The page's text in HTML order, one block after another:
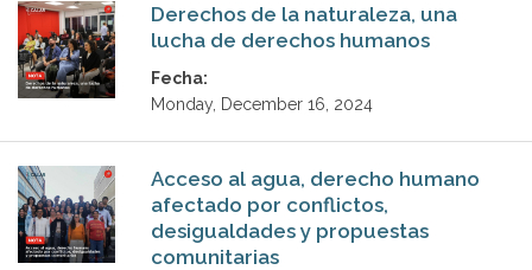
Derechos de la naturaleza, una
lucha de derechos humanos
Fecha:
Monday, December 16, 2024
Acceso al agua, derecho humano
afectado por conflictos,
desigualdades y propuestas
comunitarias